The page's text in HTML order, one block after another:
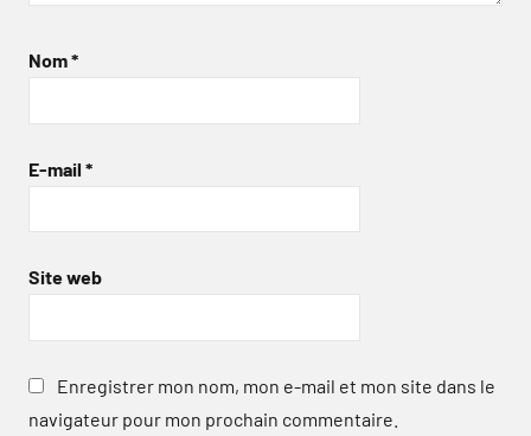
Nom*
E-mail *
Site web
Enregistrer mon nom, mon e-mail et mon site dans le
navigateur pour mon prochain commentaire.